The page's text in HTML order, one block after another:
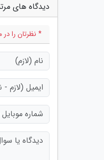
دیدگاه های
* نظرتان را در